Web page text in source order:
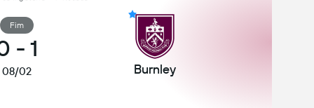
Fim
- 1
08/02 Burnley